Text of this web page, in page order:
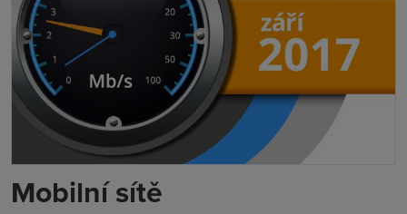
Mobilní sítě